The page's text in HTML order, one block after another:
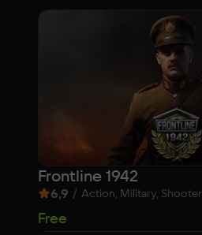
Frontline 1942
6,9 / Action, Military, Shooter
Free